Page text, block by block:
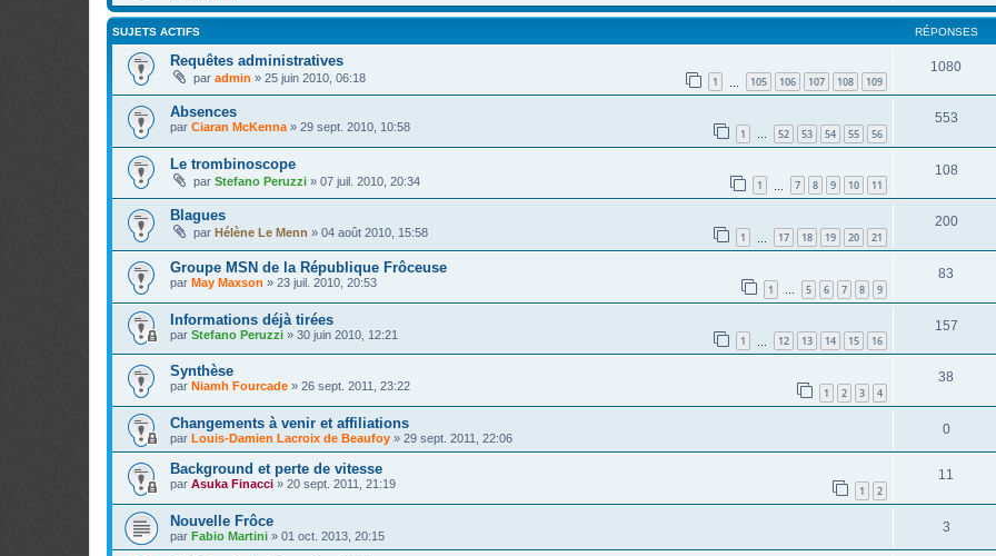
SUJETS ACTIFS RÉPONSES
Requêtes administratives
par admin » 25 juin 2010, 06:18 1 105 106 107 108 109
1080
Absences
par Ciaran McKenna » 29 sept. 2010, 10:58 1 … 52 53 54 55 56
553
Le trombinoscope
par Stefano Peruzzi » 07 juil. 2010, 20:34 1 7 8 9 10 11
108
Blagues
par Hélène Le Menn » 04 août 2010, 15:58 1 17 18 19 20 21
200
Groupe MSN de la République Frôceuse
par May Maxson » 23 juil. 2010, 20:53 1 … 5 6 7 8 9
83
Informations déjà tirées
par Stefano Peruzzi » 30 juin 2010, 12:21 1 12 13 14 15 16
157
Synthèse
par Niamh Fourcade » 26 sept. 2011, 23:22 1 2 3 4
38
Changements à venir et affiliations
par Louis-Damien Lacroix de Beaufoy » 29 sept. 2011, 22:06
0
Background et perte de vitesse
par Asuka Finacci » 20 sept. 2011, 21:19 1 2
11
Nouvelle Frôce
par Fabio Martini » 01 oct. 2013, 20:15
3